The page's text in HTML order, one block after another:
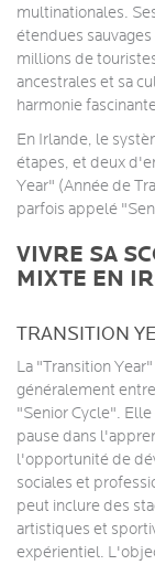
multinationales.
étendues
millions de
ancestrales et sa
harmonie
En Irlande, le
étapes, et deux
Year" (Année de
parfois appelé
VIVRE SA
MIXTE EN
TRANSITION
La "Transition
généralement
"Senior Cycle".
pause dans
l'opportunité de
sociales et
peut inclure des
artistiques et
expérientiel.